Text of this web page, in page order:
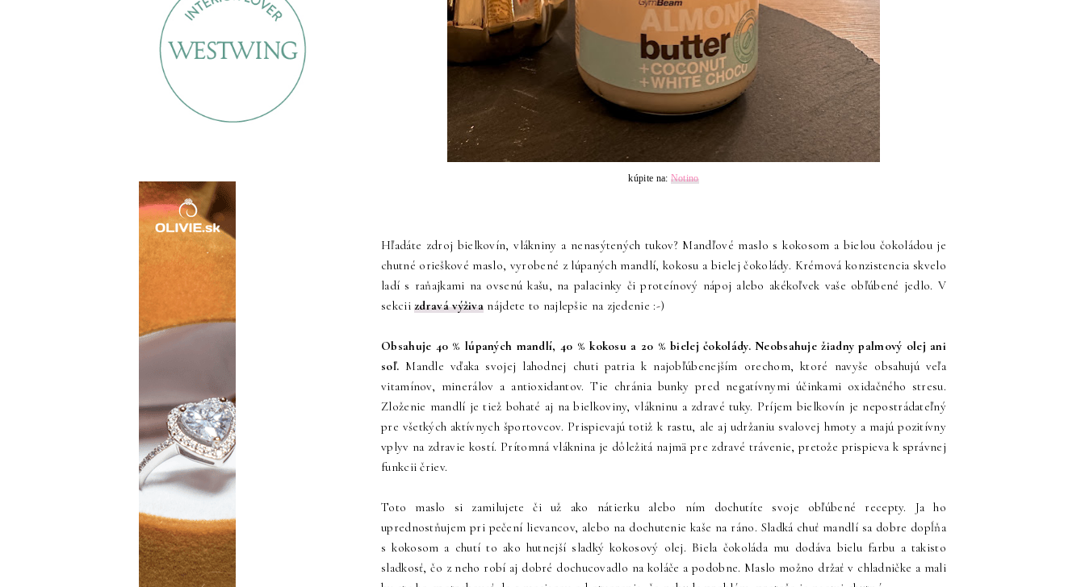
kúpite na: Notino
Hľadáte zdroj bielkovín, vlákniny a nenasýtených tukov? Mandľové maslo s kokosom a bielou čokoládou je
chutné orieškové maslo, vyrobené z lúpaných mandlí, kokosu a bielej čokolády. Krémová konzistencia skvelo
ladí s raňajkami na ovsenú kašu, na palacinky či proteínový nápoj alebo akékoľvek vaše obľúbené jedlo. V
sekciizdravá výživa nájdete to najlepšie na zjedenie :-)
Obsahuje 40 % lúpaných mandlí, 40 % kokosu a 20 % bielej čokolády. Neobsahuje žiadny palmový olej ani
soľ. Mandle vďaka svojej lahodnej chuti patria k najobľúbenejším orechom, ktoré navyše obsahujú veľa
vitamínov, minerálov a antioxidantov. Tie chránia bunky pred negatívnymi účinkami oxidačného stresu.
Zloženie mandlí je tiež bohaté aj na bielkoviny, vlákninu a zdravé tuky. Príjem bielkovín je nepostrádateľný
pre všetkých aktívnych športovcov. Prispievajú totiž k rastu, ale aj udržaniu svalovej hmoty a majú pozitívny
vplyv na zdravie kostí. Prítomná vláknina je dôležitá najmä pre zdravé trávenie, pretože prispieva k správnej
funkcii čriev.
Toto maslo si zamilujete či už ako nátierku alebo ním dochutíte svoje obľúbené recepty. Ja ho
uprednostňujem pri pečení lievancov, alebo na dochutenie kaše na ráno. Sladká chuť mandlí sa dobre dopĺňa
s kokosom a chutí to ako hutnejší sladký kokosový olej. Biela čokoláda mu dodáva bielu farbu a takisto
sladkosť, čo z neho robí aj dobré dochucovadlo na koláče a podobne. Maslo možno držať v chladničke a mali